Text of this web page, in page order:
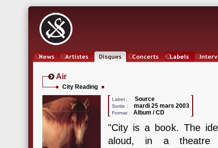
Air
City Reading
Label : Source
Sortie : mardi 25 mars 2003
Format : Album / CD
"City is a book. The
aloud, in a theatre